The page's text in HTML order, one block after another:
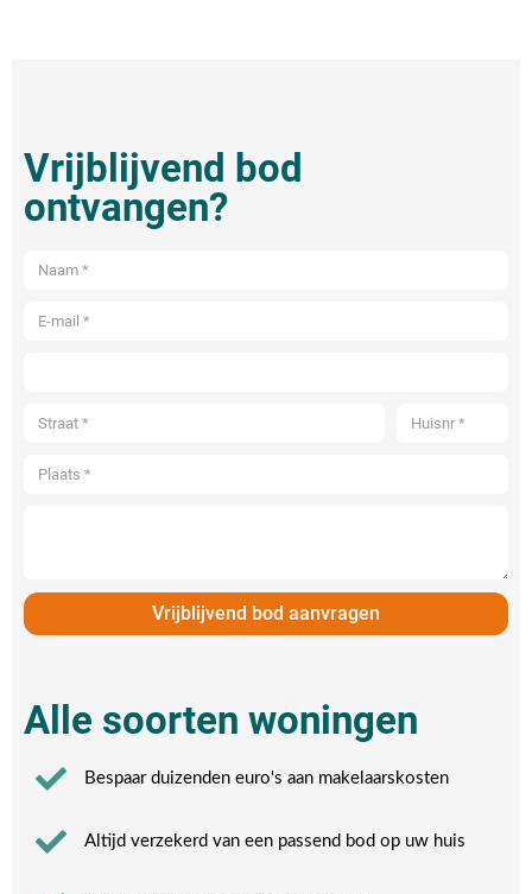
Vrijblijvend bod
ontvangen?
Vrijblijvend bod aanvragen
Alle soorten woningen
Bespaar duizenden euro's aan makelaarskosten
Altijd verzekerd van een passend bod op uw huis